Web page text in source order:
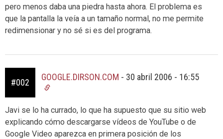
pero menos daba una piedra hasta ahora. El problema es
que la pantalla la veía a un tamaño normal, no me permite
redimensionar y no sé si es del programa.
#002
GOOGLE.DIRSON.COM - 30 abril 2006 - 16:55
Javi se lo ha currado, lo que ha supuesto que su sitio web
explicando cómo descargarse vídeos de YouTube o de
Google Video aparezca en primera posición de los